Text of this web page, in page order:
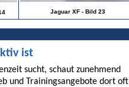
Jaguar XF - Bild 23
ist
sucht, schaut zunehmend
und Trainingsangebote dort oft